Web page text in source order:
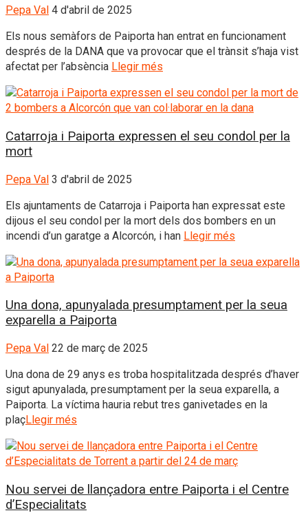
Pepa Val 4 d'abril de 2025
Els nous semàfors de Paiporta han entrat en funcionament
després de la DANA que va provocar que el trànsit s’haja vist
afectat per l’absència Llegir més
Catarroja i Paiporta expressen el seu condol per la
mort
Pepa Val 3 d'abril de 2025
Els ajuntaments de Catarroja i Paiporta han expressat este
dijous el seu condol per la mort dels dos bombers en un
incendi d’un garatge a Alcorcón, i han Llegir més
Una dona, apunyalada presumptament per la seua
exparella a Paiporta
Pepa Val 22 de març de 2025
Una dona de 29 anys es troba hospitalitzada després d’haver
sigut apunyalada, presumptament per la seua exparella, a
Paiporta. La víctima hauria rebut tres ganivetades en la
plaçLlegir més
Nou servei de llançadora entre Paiporta i el Centre
d’Especialitats